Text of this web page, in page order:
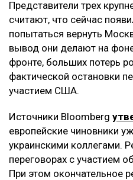
Представители трех
считают, что сейчас
попытаться вернуть
вывод они делают на
фронте, больших потерь
фактической остановки
участием США.
Источники Bloomberg
европейские чиновники
украинскими коллегами.
переговорах с участием
При этом окончательное